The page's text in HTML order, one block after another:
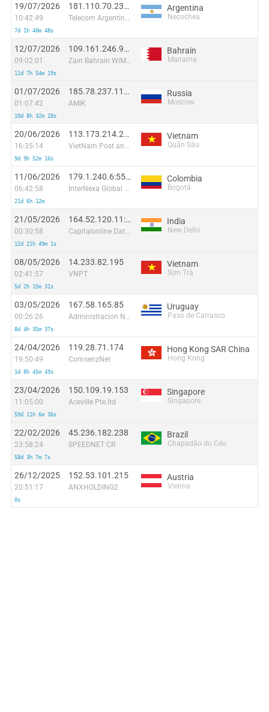
19/07/2026
10:42:49
7d 1h 40m 48s
181.110.70.235:50736
Telecom Argentina S.A.
Argentina
Necochea
12/07/2026
09:02:01
11d 7h 54m 19s
109.161.246.97:43134
Zain Bahrain WiMax Domain(s)
Bahrain
Manama
01/07/2026
01:07:42
10d 8h 32m 28s
185.78.237.119:50672
AMIK
Russia
Moscow
20/06/2026
16:35:14
9d 9h 52m 16s
113.173.214.23:53948
VietNam Post and Telecom Corporation
Vietnam
Quận Sáu
11/06/2026
06:42:58
21d 6h 12m
179.1.240.6:55230
InterNexa Global Network
Colombia
Bogotá
21/05/2026
00:30:58
12d 21h 49m 1s
164.52.120.11:38636
Capitalonline Data Service (HK) Co
India
New Delhi
08/05/2026
02:41:57
5d 2h 15m 31s
14.233.82.195
VNPT
Vietnam
Sơn Trà
03/05/2026
00:26:26
8d 4h 35m 37s
167.58.165.85
Administracion Nacional de Telecomunicaciones
Uruguay
Paso de Carrasco
24/04/2026
19:50:49
1d 8h 45m 49s
119.28.71.174
ComsenzNet
Hong Kong SAR China
Hong Kong
23/04/2026
11:05:00
59d 11h 6m 36s
150.109.19.153
Aceville Pte.ltd
Singapore
Singapore
22/02/2026
23:58:24
58d 3h 7m 7s
45.236.182.238
SPEEDNET CR
Brazil
Chapadão do Céu
26/12/2025
20:51:17
0s
152.53.101.215
ANXHOLDING2
Austria
Vienna